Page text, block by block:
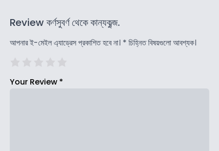
Review কর্ণসুবর্ণ থেকে কান্যকুব্জ.
আপনার ই-মেইল এ্যাড্রেস প্রকাশিত হবে না। * চিহ্নিত বিষয়গুলো আবশ্যক।
Your Review *